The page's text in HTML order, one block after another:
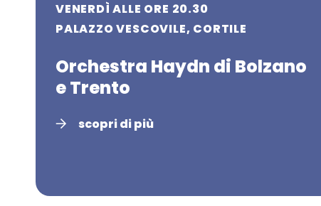
VENERDÌ ALLE ORE 20.30
PALAZZO VESCOVILE, CORTILE
Orchestra Haydn di Bolzano
e Trento
scopri di più